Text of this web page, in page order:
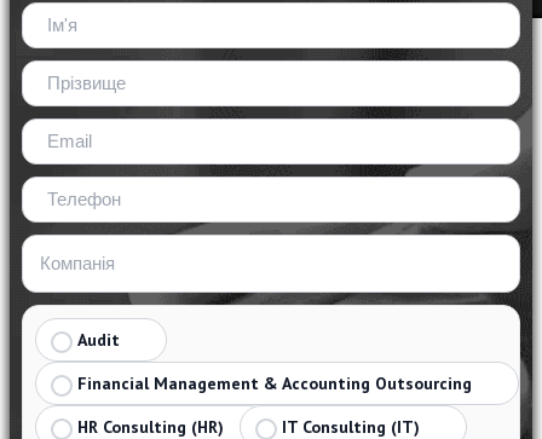
Audit
Financial Management & Accounting Outsourcing
HR Consulting (HR)
IT Consulting (IT)